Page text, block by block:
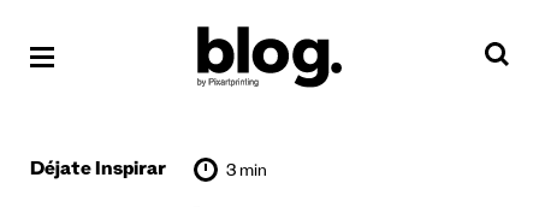
Déjate Inspirar 3 min